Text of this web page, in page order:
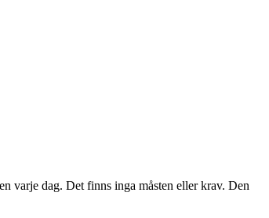
varje dag. Det finns inga måsten eller krav. Den